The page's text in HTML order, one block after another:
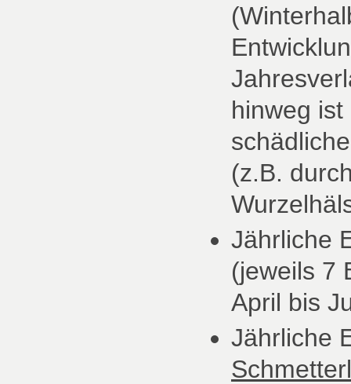
hinweg
(z.B.
Jährliche
(jeweils 7
April bis
Jährliche